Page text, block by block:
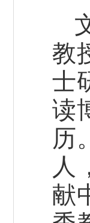
教
士
读
历
人
献